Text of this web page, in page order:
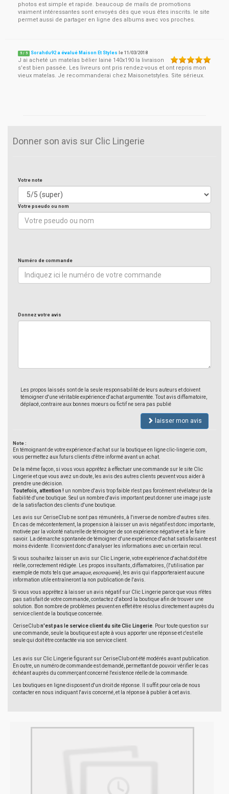
photos est simple et rapide. beaucoup de mails de promotions
vraiment intéressantes sont envoyés dès que vous êtes inscrits. le site
permet aussi de partager en ligne des albums avec vos proches.
5 / 5 Sorahdu92 a évalué Maison Et Styles le11/03/2018
J ai acheté un matelas bélier lainė 140x190 la livraison
s'est bien passée. Les livreurs ont pris rendez-vous et ont repris mon
vieux matelas. Je recommanderai chez Maisonetstyles. Site sérieux.
Donner son avis sur Clic Lingerie
Votre note
Votre pseudo ou nom
Numéro de commande
Donnez votre avis
Les propos laissés sont de la seule responsabilité de leurs auteurs et doivent
témoigner d'une véritable expérience d'achat argumentée. Tout avis diffamatoire,
déplacé, contraire aux bonnes moeurs ou fictif ne sera pas publié
laisser mon avis
Note :
En témoignant de votre expérience d'achat sur la boutique en ligne clic-lingerie.com,
vous permettez aux futurs clients d'être informé avant un achat.
De la même façon, si vous vous apprêtez à effectuer une commande sur le site Clic
Lingerie et que vous avez un doute, les avis des autres clients peuvent vous aider à
prendre une décision.
Toutefois, attention ! un nombre d'avis trop faible n'est pas forcément révélateur de la
fiabilité d'une boutique. Seul un nombre d'avis important peut donner une image juste
de la satisfaction des clients d'une boutique.
Les avis sur CeriseClub ne sont pas rémunérés, à l'inverse de nombre d'autres sites.
En cas de mécontentement, la propension à laisser un avis négatif est donc importante,
motivée par la volonté naturelle de témoigner de son expérience négative et à le faire
savoir. La démarche spontanée de témoigner d'une expérience d'achat satisfaisante est
moins évidente. Il convient donc d'analyser les informations avec un certain recul.
Si vous souhaitez laisser un avis sur Clic Lingerie, votre expérience d'achat doit être
réelle, correctement rédigée. Les propos insultants, diffamatoires, (l'utilisation par
exemple de mots tels que arnaque, escroquerie), les avis qui n'apporteraient aucune
information utile entraîneront la non publication de l'avis.
Si vous vous apprêtez à laisser un avis négatif sur Clic Lingerie parce que vous n'êtes
pas satisfait de votre commande, contactez d'abord la boutique afin de trouver une
solution. Bon nombre de problèmes peuvent en effet être résolus directement auprès du
service client de la boutique concernée.
CeriseClubn'est pas le service client du site Clic Lingerie . Pour toute question sur
une commande, seule la boutique est apte à vous apporter une réponse et c'est elle
seule qui doit être contactée via son service client.
Les avis sur Clic Lingerie figurant sur CeriseClub ont été modérés avant publication.
En outre, un numéro de commande est demandé, permettant de pouvoir vérifier le cas
échéant auprès du commerçant concerné l'existence réelle de la commande.
Les boutiques en ligne disposent d'un droit de réponse. Il suffit pour cela de nous
contacter en nous indiquant l'avis concerné, et la réponse à publier à cet avis.